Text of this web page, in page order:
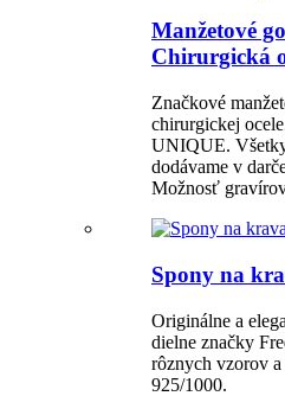
Manžetové
Chirurgická
Značkové
chirurgickej
UNIQUE.
dodávame v
Možnosť
Spony na
Originálne a
dielne značky
rôznych vzorov
925/1000.